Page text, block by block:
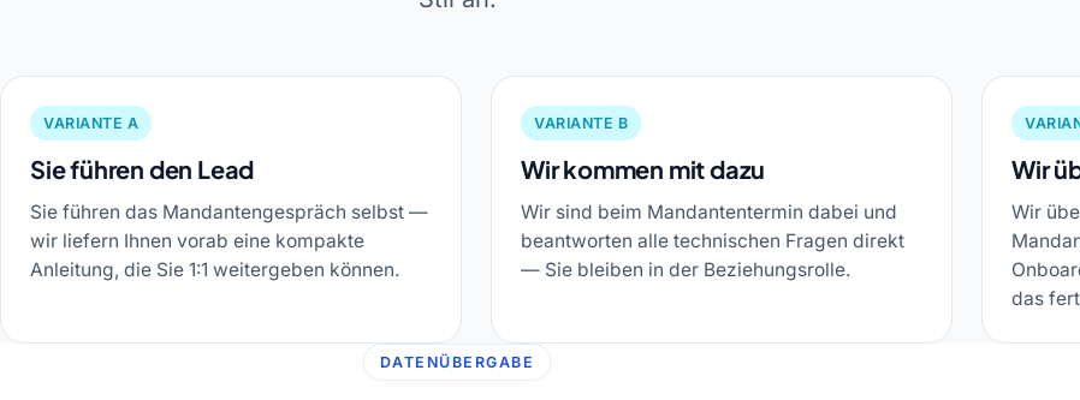
VARIANTE A
Sie führen den Lead
Sie führen das Mandantengespräch selbst —
wir liefern Ihnen vorab eine kompakte
Anleitung, die Sie 1:1 weitergeben können.
VARIANTE B
Wir kommen mit dazu
Wir sind beim Mandantentermin dabei und
beantworten alle technischen Fragen direkt
— Sie bleiben in der Beziehungsrolle.
Wir
Wir
das
DATENÜBERGABE